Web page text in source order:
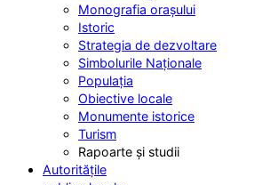
Monografia orașului
Istoric
Strategia de dezvoltare
Simbolurile Naționale
Populația
Obiective locale
Monumente istorice
Turism
Rapoarte și studii
Autoritățile